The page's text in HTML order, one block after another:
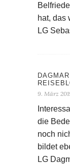
hat, das
LG
9. März
die
noch
bildet
LG